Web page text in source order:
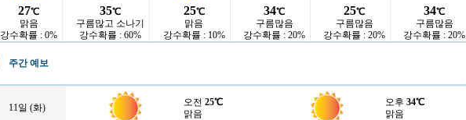
27℃
맑음
강수확률 : 0%
35℃
구름많고 소나기
강수확률 : 60%
25℃
맑음
강수확률 : 10%
34℃
구름많음
강수확률 : 20%
25℃
구름많음
강수확률 : 20%
34℃
구름많음
강수확률 : 20%
주간 예보
11일 (화) 오전 25℃
맑음
오후 34℃
맑음